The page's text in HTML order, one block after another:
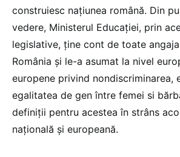
construiesc națiunea română. Din
vedere, Ministerul Educației, prin
legislative, ține cont de toate
România și le-a asumat la nivel
europene privind nondiscriminarea,
egalitatea de gen între femei si
definiții pentru acestea în strâns
națională și europeană.